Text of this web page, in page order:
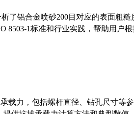
了铝合金喷砂200目对应的表面粗糙
8503-1标准和行业实践，帮助用户
载力，包括螺杆直径、钻孔尺寸等